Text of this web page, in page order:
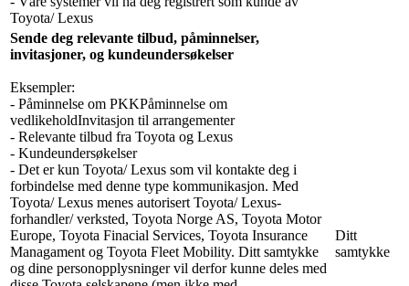
Toyota/ Lexus
Sende deg relevante tilbud, påminnelser,
invitasjoner, og kundeundersøkelser
Eksempler:
- Påminnelse om PKKPåminnelse om
vedlikeholdInvitasjon til arrangementer
- Relevante tilbud fra Toyota og Lexus
- Kundeundersøkelser
- Det er kun Toyota/ Lexus som vil kontakte deg i
forbindelse med denne type kommunikasjon. Med
Toyota/ Lexus menes autorisert Toyota/ Lexus-
forhandler/ verksted, Toyota Norge AS, Toyota Motor
Europe, Toyota Finacial Services, Toyota Insurance
Managament og Toyota Fleet Mobility. Ditt samtykke
og dine personopplysninger vil derfor kunne deles med
Ditt
samtykke